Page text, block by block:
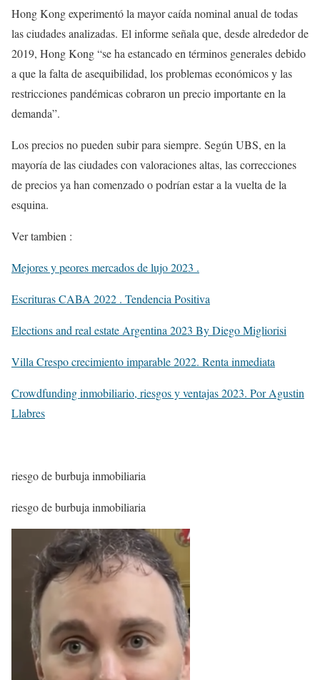
Hong Kong experimentó la mayor caída nominal anual de todas
las ciudades analizadas. El informe señala que, desde alrededor de
2019, Hong Kong “se ha estancado en términos generales debido
a que la falta de asequibilidad, los problemas económicos y las
restricciones pandémicas cobraron un precio importante en la
demanda”.
Los precios no pueden subir para siempre. Según UBS, en la
mayoría de las ciudades con valoraciones altas, las correcciones
de precios ya han comenzado o podrían estar a la vuelta de la
esquina.
Ver tambien :
Mejores y peores mercados de lujo 2023 .
Escrituras CABA 2022 . Tendencia Positiva
Elections and real estate Argentina 2023 By Diego Migliorisi
Villa Crespo crecimiento imparable 2022. Renta inmediata
Crowdfunding inmobiliario, riesgos y ventajas 2023. Por Agustin
Llabres
riesgo de burbuja inmobiliaria
riesgo de burbuja inmobiliaria